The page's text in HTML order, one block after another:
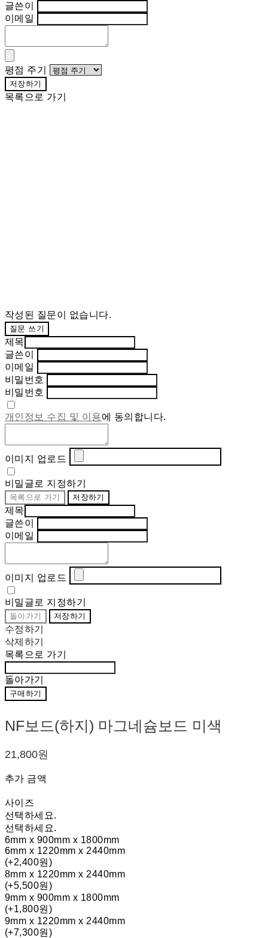
글쓴이
이메일
평점 주기
저장하기
목록으로 가기
작성된 질문이 없습니다.
질문 쓰기
제목
글쓴이
이메일
비밀번호
비밀번호
개인정보 수집 및 이용에 동의합니다.
이미지 업로드
비밀글로 지정하기
목록으로 가기 저장하기
제목
글쓴이
이메일
이미지 업로드
비밀글로 지정하기
돌아가기 저장하기
수정하기
삭제하기
목록으로 가기
돌아가기
구매하기
NF보드(하지) 마그네슘보드 미색
21,800원
추가 금액
사이즈
선택하세요.
선택하세요.
6mm x 900mm x 1800mm
6mm x 1220mm x 2440mm
(+2,400원)
8mm x 1220mm x 2440mm
(+5,500원)
9mm x 900mm x 1800mm
(+1,800원)
9mm x 1220mm x 2440mm
(+7,300원)